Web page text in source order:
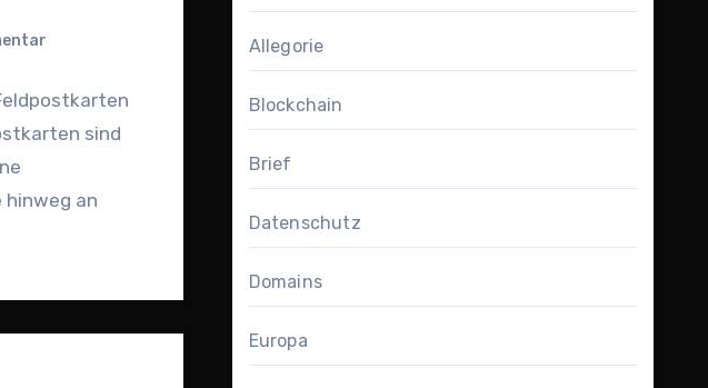
sind
hinweg an
Allegorie
Blockchain
Brief
Datenschutz
Domains
Europa